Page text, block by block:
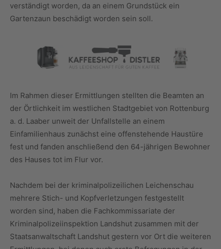
verständigt worden, da an einem Grundstück ein
Gartenzaun beschädigt worden sein soll.
Im Rahmen dieser Ermittlungen stellten die Beamten an
der Örtlichkeit im westlichen Stadtgebiet von Rottenburg
a. d. Laaber unweit der Unfallstelle an einem
Einfamilienhaus zunächst eine offenstehende Haustüre
fest und fanden anschließend den 64-jährigen Bewohner
des Hauses tot im Flur vor.
Nachdem bei der kriminalpolizeilichen Leichenschau
mehrere Stich- und Kopfverletzungen festgestellt
worden sind, haben die Fachkommissariate der
Kriminalpolizeiinspektion Landshut zusammen mit der
Staatsanwaltschaft Landshut gestern vor Ort die weiteren